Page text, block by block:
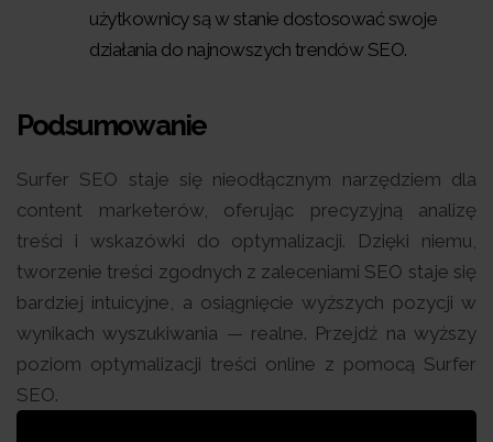
użytkownicy są w stanie dostosować swoje
działania do najnowszych trendów SEO.
Podsumowanie
Surfer SEO staje się nieodłącznym narzędziem dla
content marketerów, oferując precyzyjną analizę
treści i wskazówki do optymalizacji. Dzięki niemu,
tworzenie treści zgodnych z zaleceniami SEO staje się
bardziej intuicyjne, a osiągnięcie wyższych pozycji w
wynikach wyszukiwania — realne. Przejdź na wyższy
poziom optymalizacji treści online z pomocą Surfer
SEO.